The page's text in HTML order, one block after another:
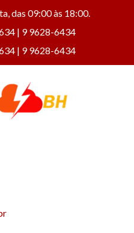
das 09:00 às 18:00.
| 9 9628-6434
| 9 9628-6434